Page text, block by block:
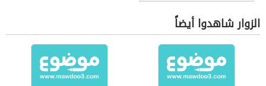
الزوار شاهدوا أيضاً